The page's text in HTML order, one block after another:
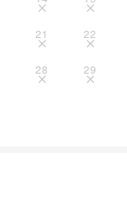
21 22
28 29